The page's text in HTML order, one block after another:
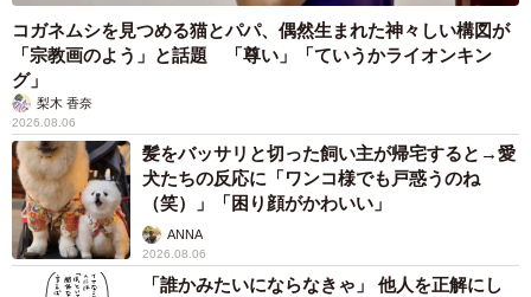
コガネムシを見つめる猫とパパ、偶然生まれた神々しい構図が
「宗教画のよう」と話題 「尊い」「ていうかライオンキン
グ」
梨木 香奈
2026.08.06
髪をバッサリと切った飼い主が帰宅すると→愛
犬たちの反応に「ワンコ様でも戸惑うのね
（笑）」「困り顔がかわいい」
ANNA
2026.08.06
「誰かみたいにならなきゃ」 他人を正解にし